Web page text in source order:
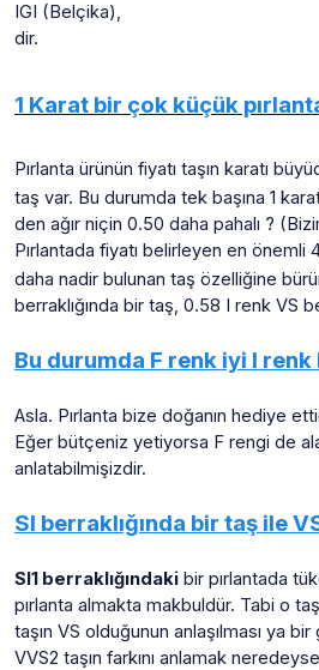
IGI (Belçika),
dir.
1 Karat bir çok küçük
Pırlanta ürünün fiyatı taşın karatı
taş var. Bu durumda tek başına 1
den ağır niçin 0.50 daha pahalı ?
Pırlantada fiyatı belirleyen en önemli
daha nadir bulunan taş özelliğine
berraklığında bir taş, 0.58 I renk VS
Bu durumda F renk iyi I renk
Asla. Pırlanta bize doğanın hediye
Eğer bütçeniz yetiyorsa F rengi de
anlatabilmişizdir.
SI berraklığında bir taş ile
SI1 berraklığındaki bir pırlantada
pırlanta almakta makbuldür. Tabi o
taşın VS olduğunun anlaşılması ya
VVS2 taşın farkını anlamak